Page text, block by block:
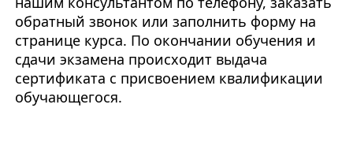
обратный звонок или заполнить форму на
странице курса. По окончании обучения и
сдачи экзамена происходит выдача
сертификата с присвоением квалификации
обучающегося.